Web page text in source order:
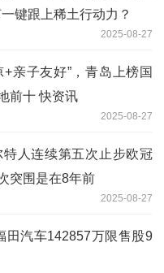
键跟上稀土行动力？
2025-08-27
+亲子友好”，青岛上榜国
前十 快资讯
2025-08-27
人连续第五次止步欧冠
突围是在8年前
2025-08-27
田汽车142857万限售股9